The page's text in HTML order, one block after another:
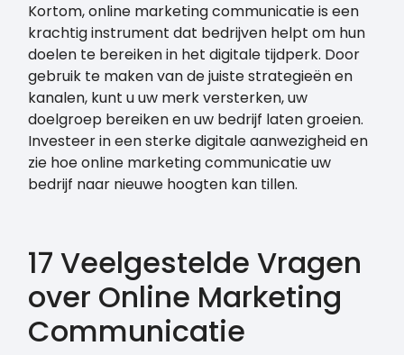
Kortom, online marketing communicatie is een
krachtig instrument dat bedrijven helpt om hun
doelen te bereiken in het digitale tijdperk. Door
gebruik te maken van de juiste strategieën en
kanalen, kunt u uw merk versterken, uw
doelgroep bereiken en uw bedrijf laten groeien.
Investeer in een sterke digitale aanwezigheid en
zie hoe online marketing communicatie uw
bedrijf naar nieuwe hoogten kan tillen.
17 Veelgestelde Vragen
over Online Marketing
Communicatie